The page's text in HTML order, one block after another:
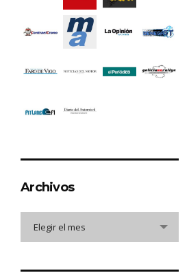
Archivos
Elegir el mes